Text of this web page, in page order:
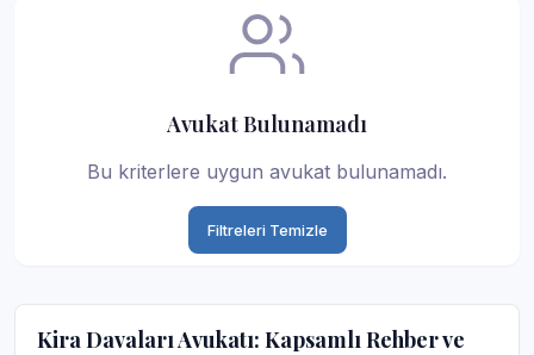
Avukat Bulunamadı
Bu kriterlere uygun avukat bulunamadı.
Filtreleri Temizle
Kira Davaları Avukatı: Kapsamlı Rehber ve